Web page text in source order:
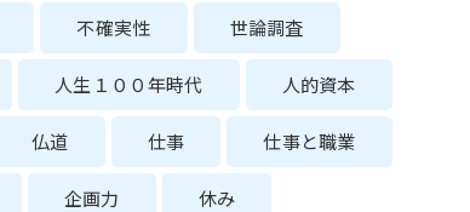
不確実性 世論調査
人生１００年時代 人的資本
仏道 仕事 仕事と職業
企画力 休み